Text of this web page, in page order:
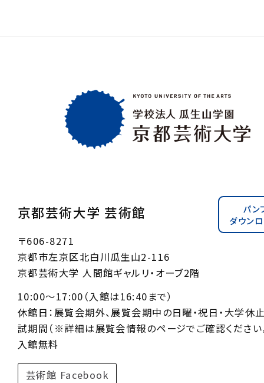
京都芸術大学 芸術館
パン
ダウン
〒606-8271
京都市左京区北白川瓜生山2-116
京都芸術大学 人間館ギャルリ・オーブ2階
10:00〜17:00（入館は16:40まで）
休館日：展覧会期外、展覧会期中の日曜・祝日・大学休
試期間（※詳細は展覧会情報のページでご確認ください
入館無料
芸術館 Facebook